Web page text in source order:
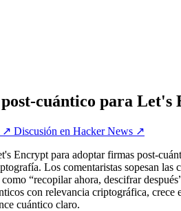
cuántico para Let's
↗ Discusión en Hacker News ↗
Encrypt para adoptar firmas post-
Los comentaristas sopesan
“recopilar ahora, descifrar
con relevancia criptográfica,
cuántico claro.